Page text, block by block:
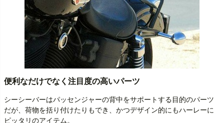
便利なだけでなく注目度の高いパーツ
シーシーバーはパッセンジャーの背中をサポートする目的のパーツ
だが、荷物を括り付けたりもでき、かつデザイン的にもハーレーに
ピッタリのアイテム。